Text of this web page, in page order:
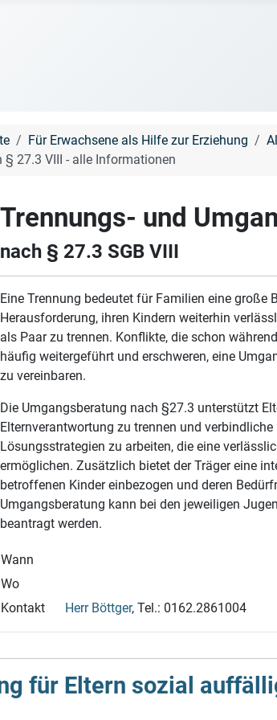
Für Erwachsene als Hilfe zur Erziehung
27.3 VIII - alle Informationen
Trennungs- und
nach § 27.3 SGB VIII
Eine Trennung bedeutet für Familien eine große
Herausforderung, ihren Kindern weiterhin
als Paar zu trennen. Konflikte, die schon
häufig weitergeführt und erschweren, eine
zu vereinbaren.
Die Umgangsberatung nach §27.3 unterstützt
Elternverantwortung zu trennen und
Lösungsstrategien zu arbeiten, die eine
ermöglichen. Zusätzlich bietet der Träger eine
betroffenen Kinder einbezogen und deren
Umgangsberatung kann bei den jeweiligen
beantragt werden.
Wann
Wo
Kontakt
Herr Böttger, Tel.: 0162.2861004
für Eltern sozial